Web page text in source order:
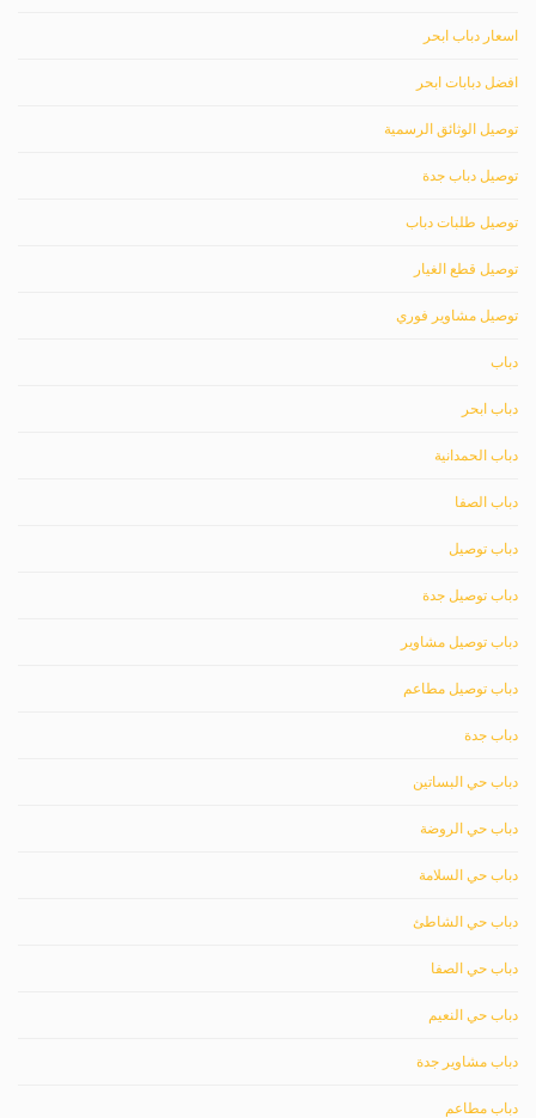
اسعار دباب ابحر
افضل دبابات ابحر
توصيل الوثائق الرسمية
توصيل دباب جدة
توصيل طلبات دباب
توصيل قطع الغيار
توصيل مشاوير فوري
دباب
دباب ابحر
دباب الحمدانية
دباب الصفا
دباب توصيل
دباب توصيل جدة
دباب توصيل مشاوير
دباب توصيل مطاعم
دباب جدة
دباب حي البساتين
دباب حي الروضة
دباب حي السلامة
دباب حي الشاطئ
دباب حي الصفا
دباب حي النعيم
دباب مشاوير جدة
دباب مطاعم